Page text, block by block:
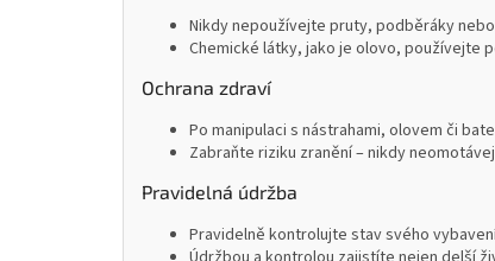
Nikdy nepoužívejte pruty, podběráky
Chemické látky, jako je olovo, používejte
Ochrana zdraví
Po manipulaci s nástrahami, olovem či
Zabraňte riziku zranění – nikdy
Pravidelná údržba
Pravidelně kontrolujte stav svého